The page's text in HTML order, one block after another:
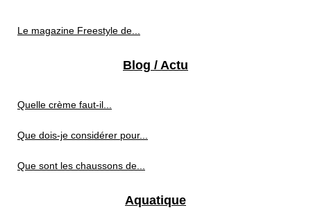
Le magazine Freestyle de...
Blog / Actu
Quelle crème faut-il...
Que dois-je considérer pour...
Que sont les chaussons de...
Aquatique